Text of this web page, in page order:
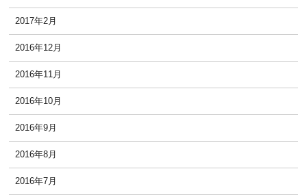
2017年2月
2016年12月
2016年11月
2016年10月
2016年9月
2016年8月
2016年7月